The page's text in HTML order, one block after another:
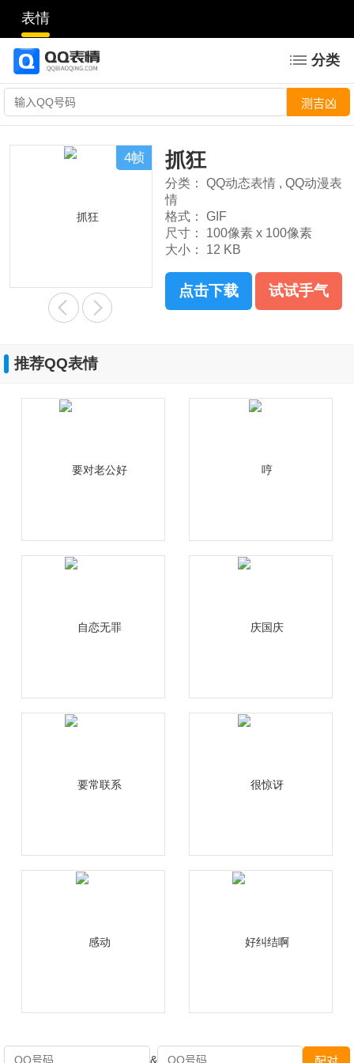
表情
分类
4帧 抓狂
分类： QQ动态表情 , QQ动漫表
情
格式：
GIF
尺寸：
100像素 x 100像素
大小：
12 KB
点击下载 试试手气
推荐QQ表情